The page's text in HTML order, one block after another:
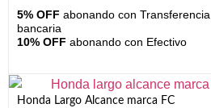
5% OFF abonando con Transferencia
bancaria
10% OFF abonando con Efectivo
Honda Largo Alcance marca FC